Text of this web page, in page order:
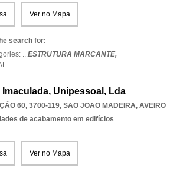
Ver no Mapa
search for:
...ESTRUTURA MARCANTE,
...
Imaculada, Unipessoal, Lda
60, 3700-119, SAO JOAO MADEIRA, AVEIRO
de acabamento em edifícios
Ver no Mapa